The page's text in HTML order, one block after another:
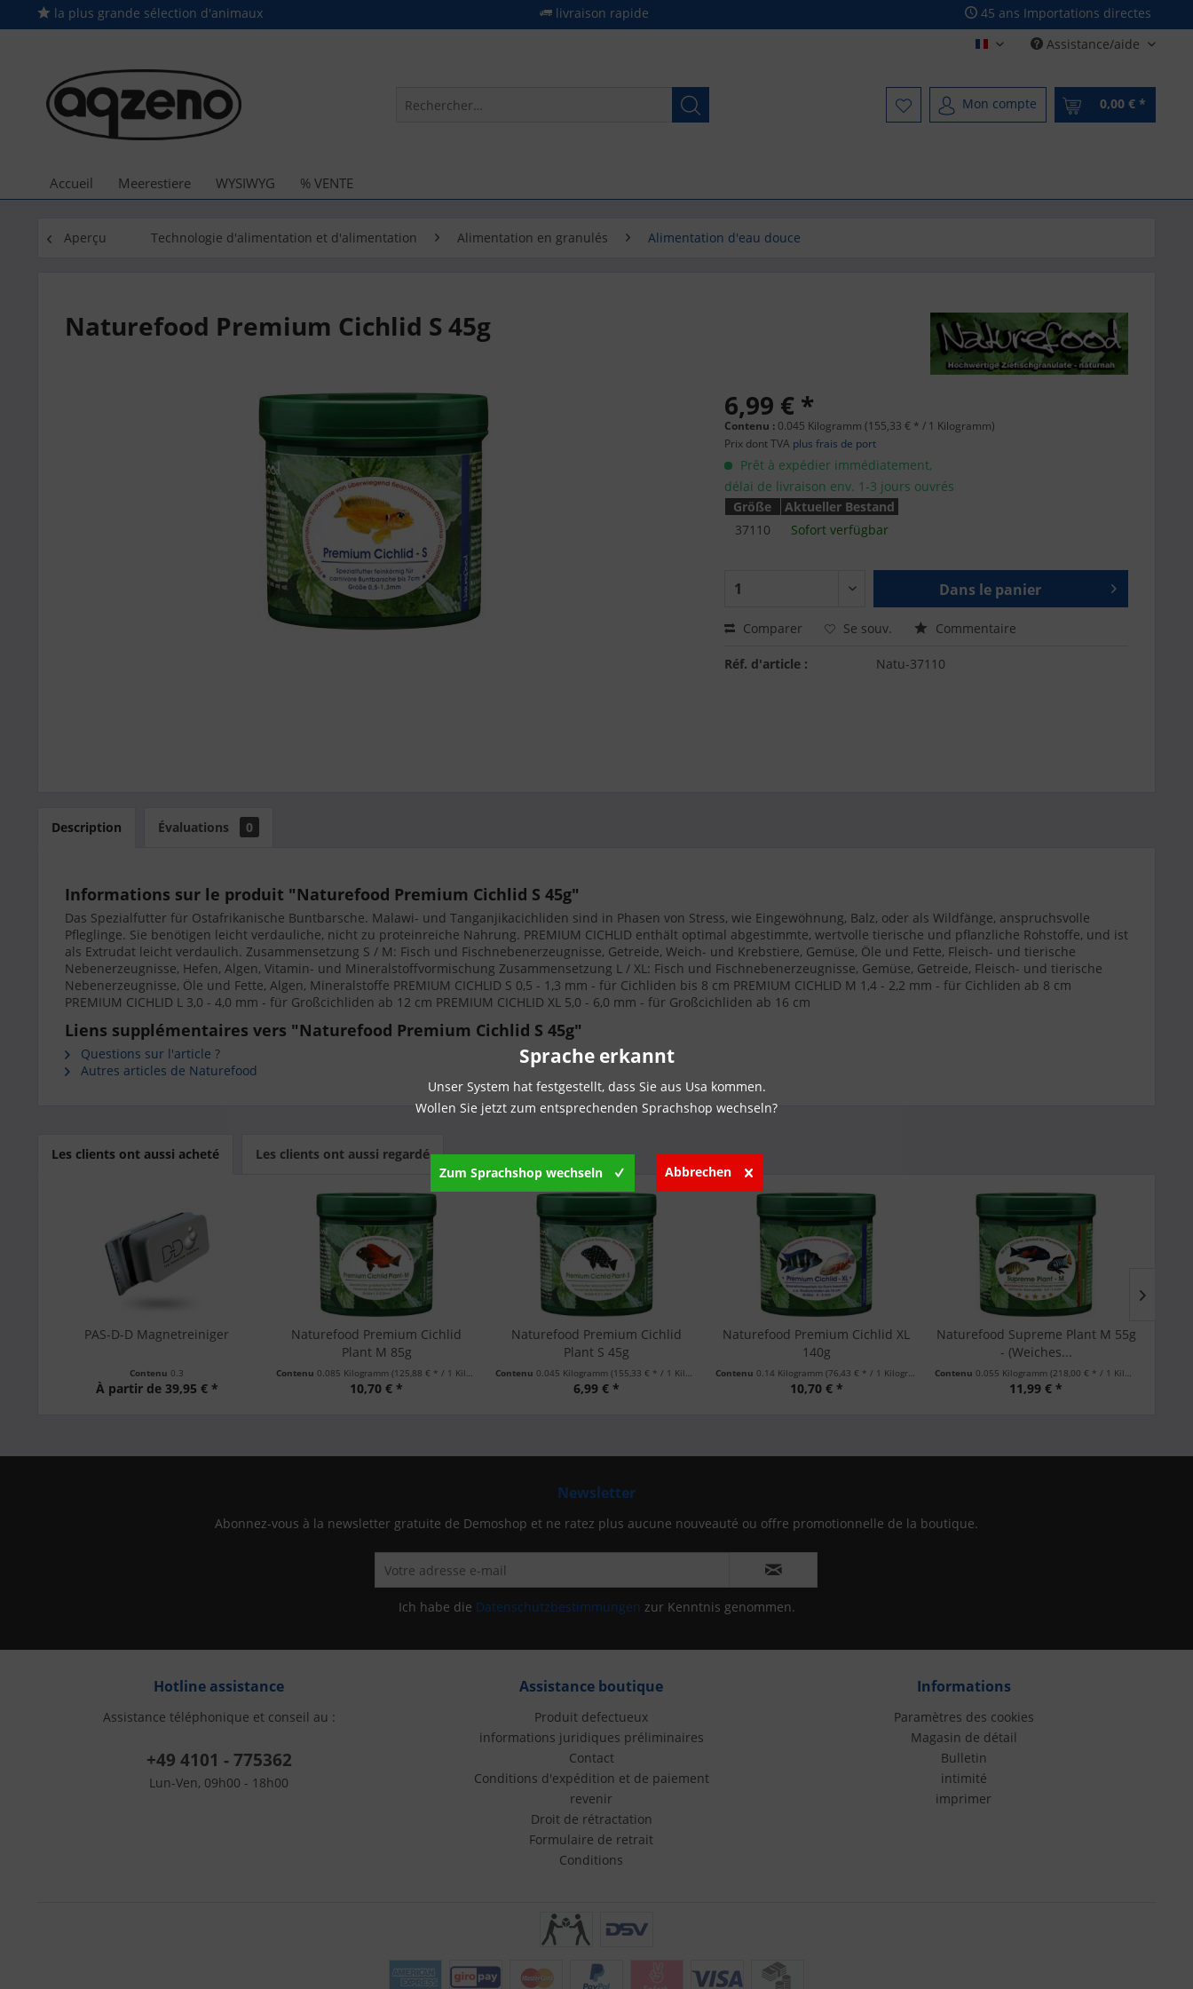
la plus grande sélection d'animaux livraison rapide 45 ans Importations directes
Französisch - French
Assistance/aide
Mon compte 0,00 € *
Accueil Meerestiere WYSIWYG % VENTE
Aperçu Technologie d'alimentation et d'alimentation Alimentation en granulés Alimentation d'eau douce
Naturefood Premium Cichlid S 45g
6,99 € *
Contenu : 0.045 Kilogramm (155,33 € * / 1 Kilogramm)
Prix dont TVA plus frais de port
Prêt à expédier immédiatement,
délai de livraison env. 1-3 jours ouvrés
Größe
Aktueller Bestand
37110
Sofort verfügbar
Dans le panier
Comparer Se souv. Commentaire
Réf. d'article : Natu-37110
Description Évaluations 0
Informations sur le produit "Naturefood Premium Cichlid S 45g"
Das Spezialfutter für Ostafrikanische Buntbarsche. Malawi- und Tanganjikacichliden sind in Phasen von Stress, wie Eingewöhnung, Balz, oder als Wildfänge, anspruchsvolle
Pfleglinge. Sie benötigen leicht verdauliche, nicht zu proteinreiche Nahrung. PREMIUM CICHLID enthält optimal abgestimmte, wertvolle tierische und pflanzliche Rohstoffe, und ist
als Extrudat leicht verdaulich. Zusammensetzung S / M: Fisch und Fischnebenerzeugnisse, Getreide, Weich- und Krebstiere, Gemüse, Öle und Fette, Fleisch- und tierische
Nebenerzeugnisse, Hefen, Algen, Vitamin- und Mineralstoffvormischung Zusammensetzung L / XL: Fisch und Fischnebenerzeugnisse, Gemüse, Getreide, Fleisch- und tierische
Nebenerzeugnisse, Öle und Fette, Algen, Mineralstoffe PREMIUM CICHLID S 0,5 - 1,3 mm - für Cichliden bis 8 cm PREMIUM CICHLID M 1,4 - 2,2 mm - für Cichliden ab 8 cm
PREMIUM CICHLID L 3,0 - 4,0 mm - für Großcichliden ab 12 cm PREMIUM CICHLID XL 5,0 - 6,0 mm - für Großcichliden ab 16 cm
Liens supplémentaires vers "Naturefood Premium Cichlid S 45g"
Questions sur l'article ?
Autres articles de Naturefood
Les clients ont aussi acheté Les clients ont aussi regardé
PAS-D-D Magnetreiniger
Contenu0.3
À partir de 39,95 € *
Naturefood Premium Cichlid
Plant M 85g
Contenu 0.085 Kilogramm (125,88 € * / 1 Kilogramm)
10,70 € *
Naturefood Premium Cichlid
Plant S 45g
Contenu0.045 Kilogramm(155,33 € * / 1 Kilogramm)
6,99 € *
Naturefood Premium Cichlid XL
140g
Contenu 0.14 Kilogramm (76,43 € * / 1 Kilogramm)
10,70 € *
Naturefood Supreme Plant M 55g
- (Weiches...
Contenu0.055 Kilogramm(218,00 € * / 1 Kilogramm)
11,99 € *
Hotline assistance
Assistance téléphonique et conseil au :
+49 4101 - 775362
Lun-Ven, 09h00 - 18h00
Assistance boutique
Produit defectueux
informations juridiques préliminaires
Contact
Conditions d'expédition et de paiement
revenir
Droit de rétractation
Formulaire de retrait
Conditions
Informations
Paramètres des cookies
Magasin de détail
Bulletin
intimité
imprimer
Newsletter
Abonnez-vous à la newsletter gratuite de Demoshop et ne ratez plus aucune nouveauté ou offre promotionnelle de la boutique.
Ich habe die Datenschutzbestimmungen zur Kenntnis genommen.
Sprache erkannt
Unser System hat festgestellt, dass Sie aus Usa kommen.
Wollen Sie jetzt zum entsprechenden Sprachshop wechseln?
Zum Sprachshop wechseln Abbrechen